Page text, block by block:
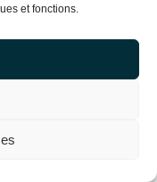
et fonctions.
|